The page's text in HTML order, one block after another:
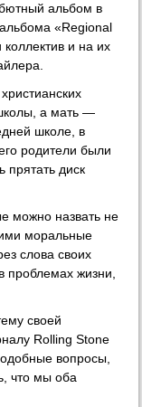
альбом в
«Regional
и на их
а мать —
школе, в
родители были
прятать диск
можно назвать не
моральные
слова своих
проблемах жизни,
своей
Rolling Stone
вопросы,
что мы оба